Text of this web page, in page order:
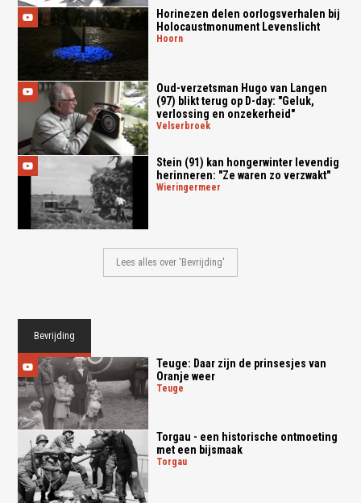
Horinezen delen oorlogsverhalen bij
Holocaustmonument Levenslicht
hoorn
Oud-verzetsman Hugo van Langen
(97) blikt terug op D-day: "Geluk,
verlossing en onzekerheid"
velserbroek
Stein (91) kan hongerwinter levendig
herinneren: "Ze waren zo verzwakt"
wieringermeer
Lees alles over 'Bevrijding'
Bevrijding
Teuge: Daar zijn de prinsesjes van
Oranje weer
teuge
Torgau - een historische ontmoeting
met een bijsmaak
torgau